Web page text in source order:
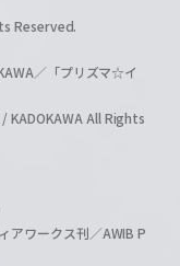
Reserved.
／「プリズマ☆イ
KADOKAWA All Rights
ワークス刊／AWIB P